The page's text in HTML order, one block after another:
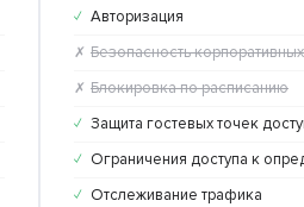
✓ Авторизация
✗ Безопасность
✗ Блокировка по расписанию
✓ Защита гостевых точек
✓ Ограничения доступа к
✓ Отслеживание трафика